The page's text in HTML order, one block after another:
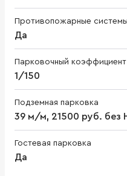
Противопожарные системы
Да
Парковочный коэффициент
1/150
Подземная парковка
39 м/м, 21500 руб. без
Гостевая парковка
Да